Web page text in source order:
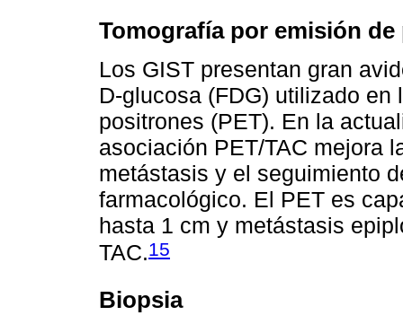
Tomografía por emisión
Los GIST presentan gran
D-glucosa (FDG) utilizado
positrones (PET). En la
asociación PET/TAC mejora
metástasis y el seguimiento
farmacológico. El PET es
hasta 1 cm y metástasis
TAC.15
Biopsia